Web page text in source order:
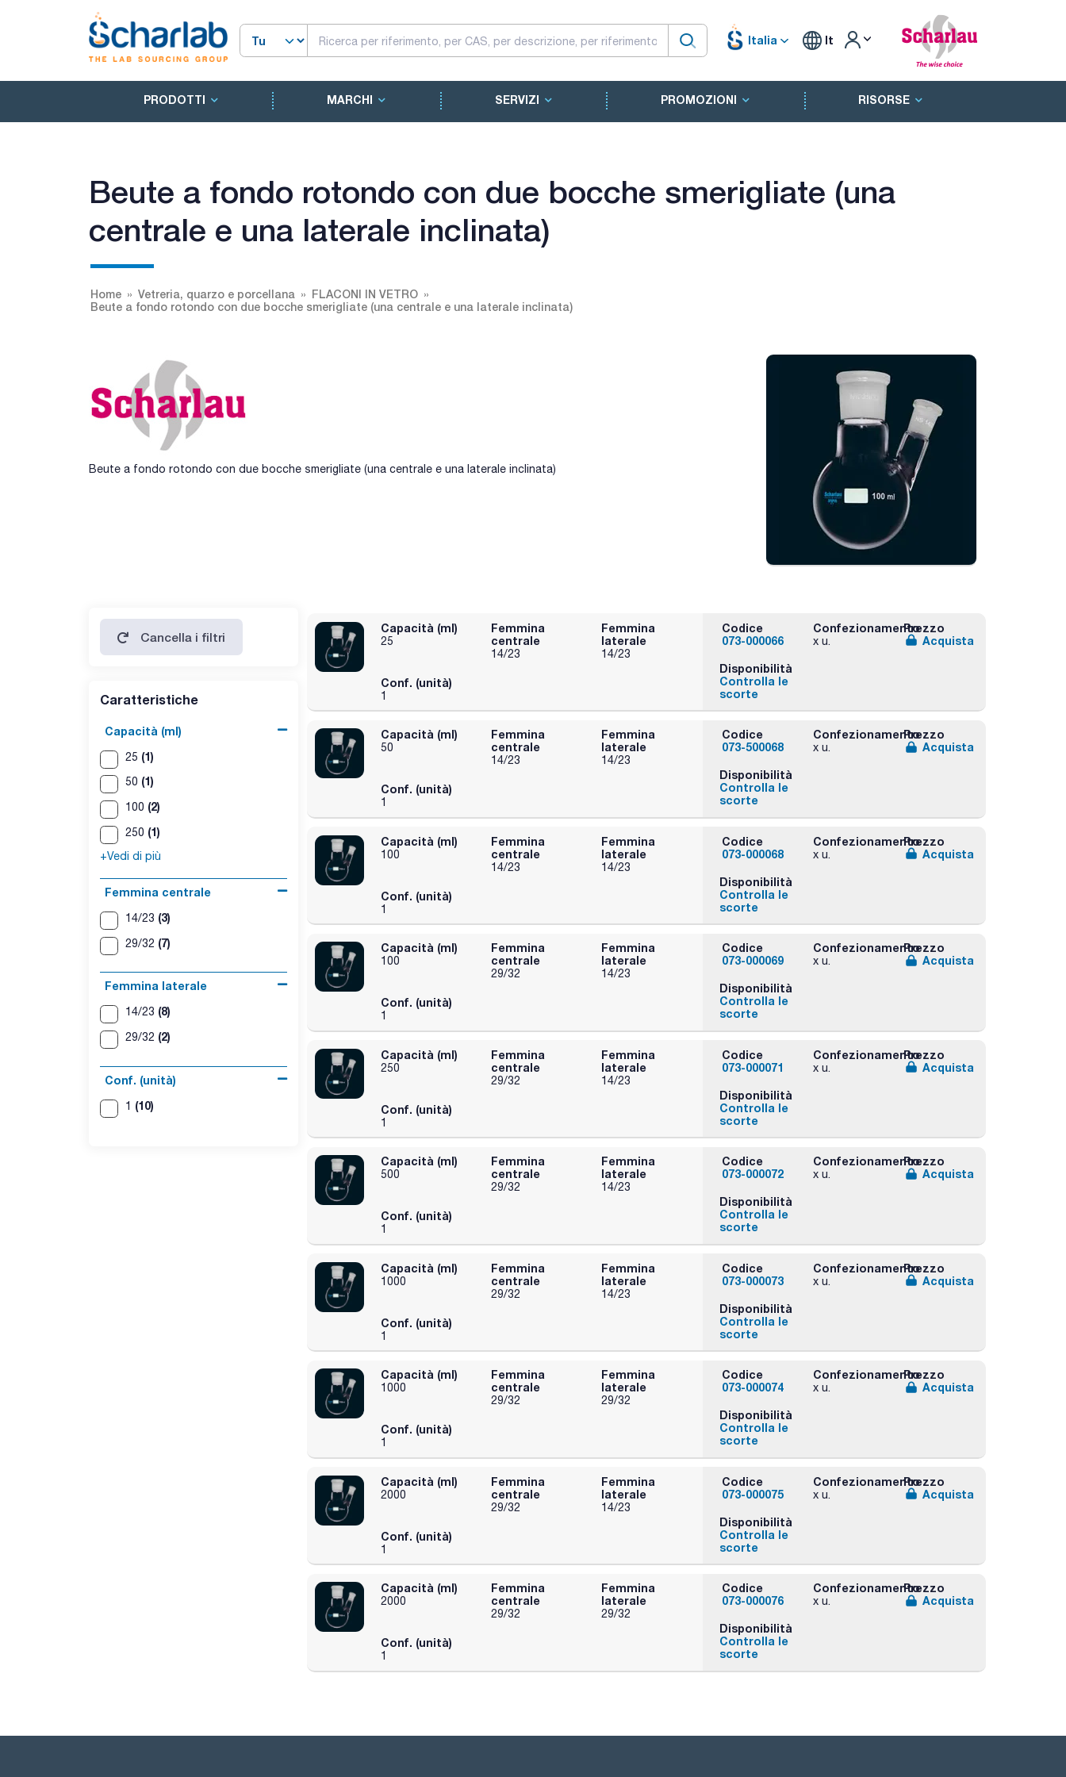
Italia It
PRODOTTI MARCHI SERVIZI PROMOZIONI RISORSE
Beute a fondo rotondo con due bocche smerigliate (una
centrale e una laterale inclinata)
Home Vetreria, quarzo e porcellana
FLACONI IN VETRO
Beute a fondo rotondo con due bocche smerigliate (una centrale e una laterale inclinata)
Beute a fondo rotondo con due bocche smerigliate (una centrale e una laterale inclinata)
Cancella i filtri
Caratteristiche
Capacità (ml)
25 (1)
50 (1)
100 (2)
250 (1)
+Vedi di più
Femmina centrale
14/23 (3)
29/32 (7)
Femmina laterale
14/23 (8)
29/32 (2)
Conf. (unità)
1 (10)
Capacità (ml)
25
Femmina
centrale
14/23
Femmina
laterale
14/23
Conf. (unità)
1
Codice
073-000066
Confezionamento
x u.
Prezzo
Acquista
Disponibilità
Controlla le
scorte
Capacità (ml)
50
Femmina
centrale
14/23
Femmina
laterale
14/23
Conf. (unità)
1
Codice
073-500068
Confezionamento
x u.
Prezzo
Acquista
Disponibilità
Controlla le
scorte
Capacità (ml)
100
Femmina
centrale
14/23
Femmina
laterale
14/23
Conf. (unità)
1
Codice
073-000068
Confezionamento
x u.
Prezzo
Acquista
Disponibilità
Controlla le
scorte
Capacità (ml)
100
Femmina
centrale
29/32
Femmina
laterale
14/23
Conf. (unità)
1
Codice
073-000069
Confezionamento
x u.
Prezzo
Acquista
Disponibilità
Controlla le
scorte
Capacità (ml)
250
Femmina
centrale
29/32
Femmina
laterale
14/23
Conf. (unità)
1
Codice
073-000071
Confezionamento
x u.
Prezzo
Acquista
Disponibilità
Controlla le
scorte
Capacità (ml)
500
Femmina
centrale
29/32
Femmina
laterale
14/23
Conf. (unità)
1
Codice
073-000072
Confezionamento
x u.
Prezzo
Acquista
Disponibilità
Controlla le
scorte
Capacità (ml)
1000
Femmina
centrale
29/32
Femmina
laterale
14/23
Conf. (unità)
1
Codice
073-000073
Confezionamento
x u.
Prezzo
Acquista
Disponibilità
Controlla le
scorte
Capacità (ml)
1000
Femmina
centrale
29/32
Femmina
laterale
29/32
Conf. (unità)
1
Codice
073-000074
Confezionamento
x u.
Prezzo
Acquista
Disponibilità
Controlla le
scorte
Capacità (ml)
2000
Femmina
centrale
29/32
Femmina
laterale
14/23
Conf. (unità)
1
Codice
073-000075
Confezionamento
x u.
Prezzo
Acquista
Disponibilità
Controlla le
scorte
Capacità (ml)
2000
Femmina
centrale
29/32
Femmina
laterale
29/32
Conf. (unità)
1
Codice
073-000076
Confezionamento
x u.
Prezzo
Acquista
Disponibilità
Controlla le
scorte